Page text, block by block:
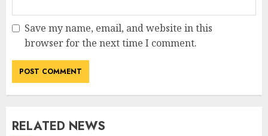
Save my name, email, and website in this
browser for the next time I comment.
RELATED NEWS